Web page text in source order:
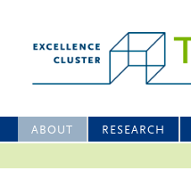
ABOUT RESEARCH